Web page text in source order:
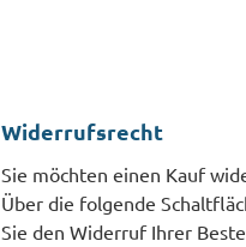
Widerrufsrecht
Sie möchten einen Kauf
Über die folgende
Sie den Widerruf Ihrer